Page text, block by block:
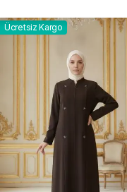
Ücretsiz Kargo